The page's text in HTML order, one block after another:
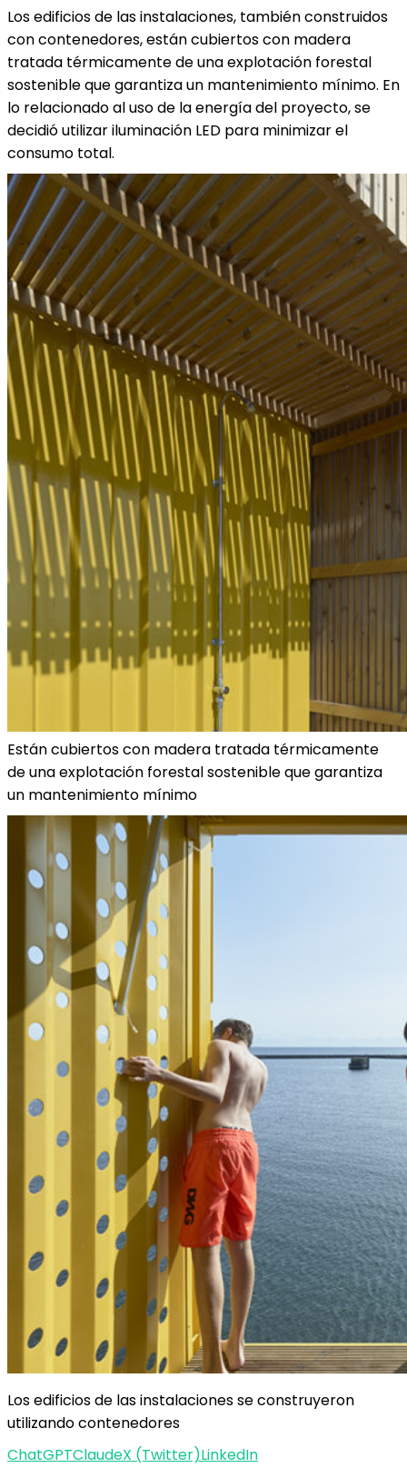
Los edificios de las instalaciones, también construidos
con contenedores, están cubiertos con madera
tratada térmicamente de una explotación forestal
sostenible que garantiza un mantenimiento mínimo. En
lo relacionado al uso de la energía del proyecto, se
decidió utilizar iluminación LED para minimizar el
consumo total.
Están cubiertos con madera tratada térmicamente
de una explotación forestal sostenible que garantiza
un mantenimiento mínimo
Los edificios de las instalaciones se construyeron
utilizando contenedores
ChatGPTClaudeX (Twitter)LinkedIn